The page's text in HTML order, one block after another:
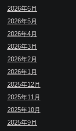
2026年6月
2026年5月
2026年4月
2026年3月
2026年2月
2026年1月
2025年12月
2025年11月
2025年10月
2025年9月